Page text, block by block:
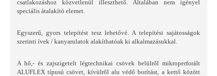
csatlakozáshoz közvetlenül illeszthető. Általában nem igényel
speciális átalakító elemet.
Egyszerű, gyors telepítést tesz lehetővé. A telepítési sajátosságok
szerinti ívek / kanyarulatok alakíthatóak ki alkalmazásukkal.
A hő,- és zajszigetelt légtechnikai csövek belülről mikroperforált
ALUFLEX típusú csövet, kívülről alu védő borítást, a kettő között